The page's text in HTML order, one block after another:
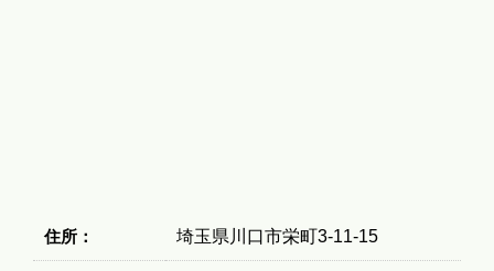
住所： 埼玉県川口市栄町3-11-15